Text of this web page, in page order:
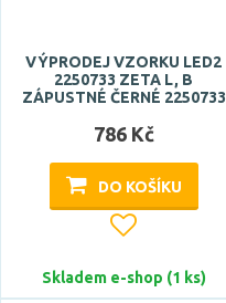
<6 m2
<7 m2
VÝPRODEJ VZORKU LED2
2250733 ZETA L, B
ZÁPUSTNÉ ČERNÉ 2250733
786 Kč
DO KOŠÍKU
Skladem e-shop (1 ks)